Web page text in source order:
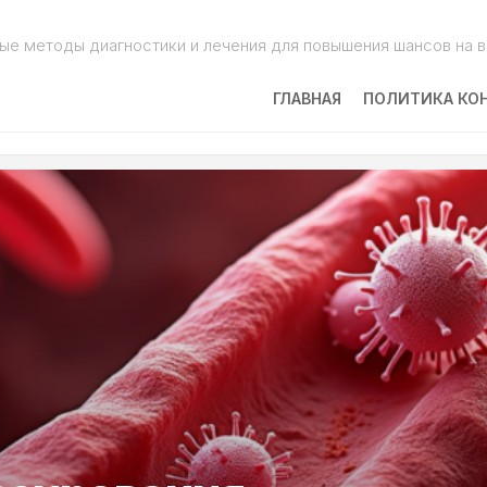
методы диагностики и лечения для повышения шансов на
ГЛАВНАЯ ПОЛИТИКА